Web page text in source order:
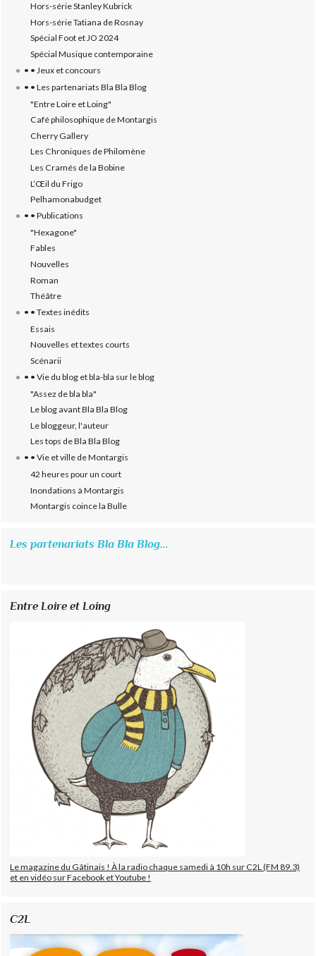
Hors-série Stanley Kubrick
Hors-série Tatiana de Rosnay
Spécial Foot et JO 2024
Spécial Musique contemporaine
• • Jeux et concours
• • Les partenariats Bla Bla Blog
"Entre Loire et Loing"
Café philosophique de Montargis
Cherry Gallery
Les Chroniques de Philomène
Les Cramés de la Bobine
L’‎Œil du Frigo
Pelhamonabudget
• • Publications
"Hexagone"
Fables
Nouvelles
Roman
Théâtre
• • Textes inédits
Essais
Nouvelles et textes courts
Scénarii
• • Vie du blog et bla-bla sur le blog
"Assez de bla bla"
Le blog avant Bla Bla Blog
Le bloggeur, l'auteur
Les tops de Bla Bla Blog
• • Vie et ville de Montargis
42 heures pour un court
Inondations à Montargis
Montargis coince la Bulle
Les partenariats Bla Bla Blog...
Entre Loire et Loing
Le magazine du Gâtinais ! À la radio chaque samedi à 10h sur C2L (FM 89.3)
et en vidéo sur Facebook et Youtube !
C2L